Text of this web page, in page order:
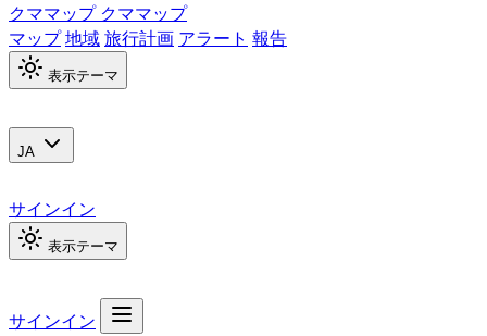
クママップ クママップ
マップ地域旅行計画 アラート 報告
表示テーマ
JA
サインイン
表示テーマ
サインイン